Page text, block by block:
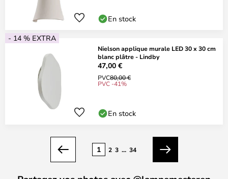
En stock
- 14 % EXTRA
Nielson applique murale LED 30 x 30 cm
blanc plâtre - Lindby
47,00 €
PVC80,00 €
PVC -41%
En stock
Précédent
1 2 3 ... 34
Suivant